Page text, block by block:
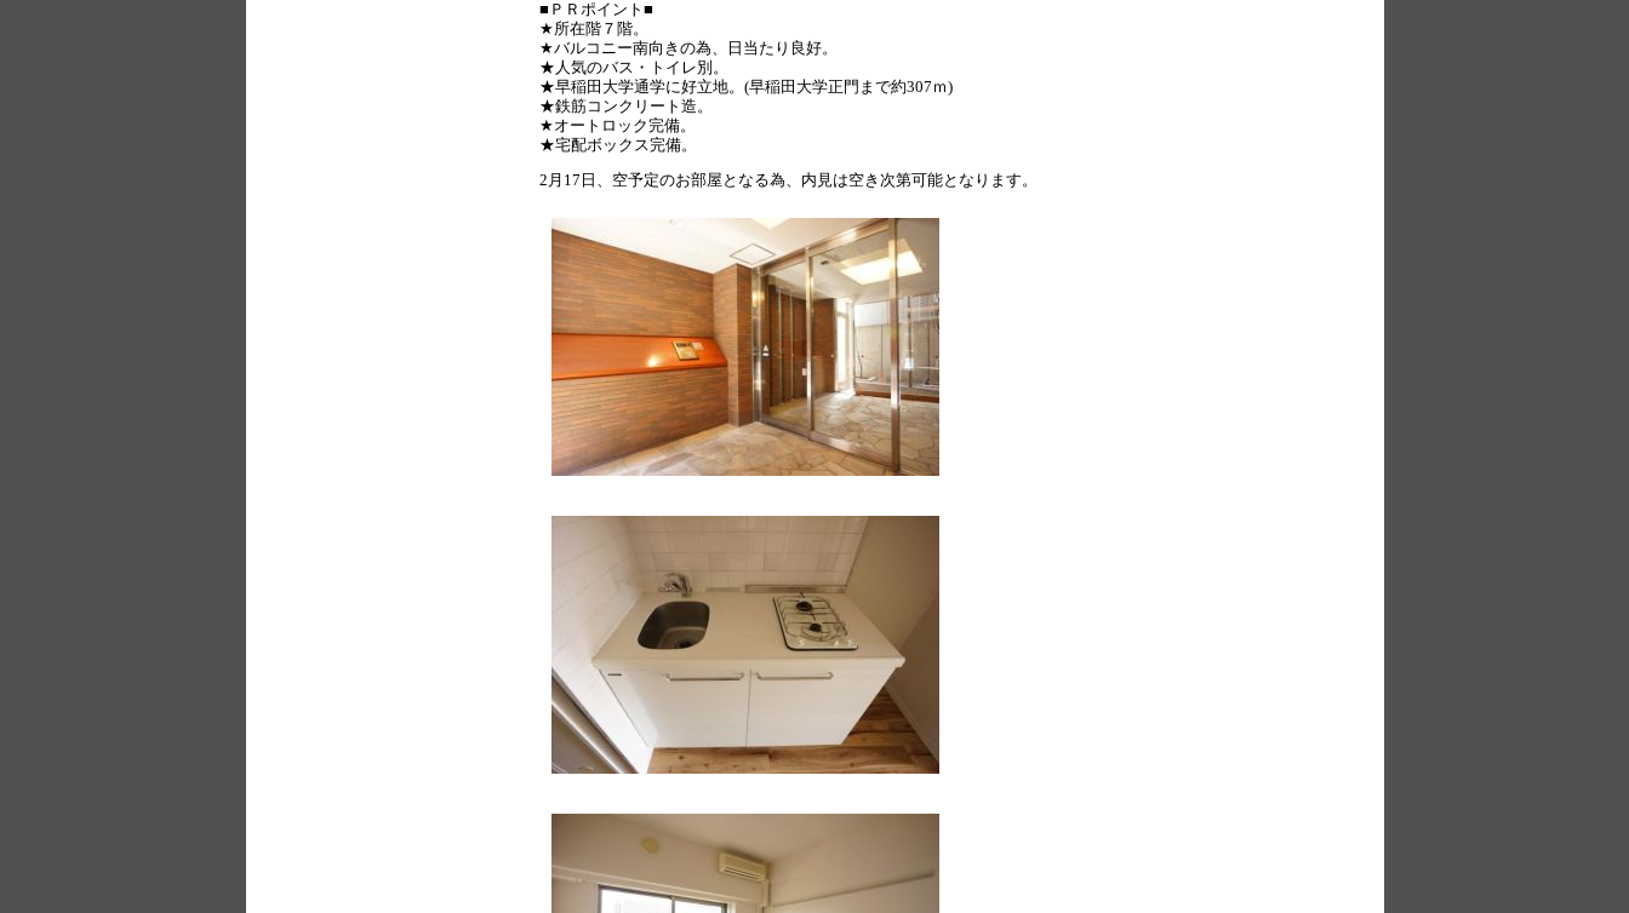
■ＰＲポイント■
★所在階７階。
★バルコニー南向きの為、日当たり良好。
★人気のバス・トイレ別。
★早稲田大学通学に好立地。(早稲田大学正門まで約307ｍ)
★鉄筋コンクリート造。
★オートロック完備。
★宅配ボックス完備。
2月17日、空予定のお部屋となる為、内見は空き次第可能となります。